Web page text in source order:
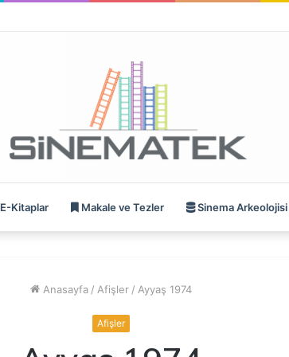
E-Kitaplar Makale ve Tezler Sinema Arkeolojisi
Anasayfa / Afişler / Ayyaş 1974
Afişler